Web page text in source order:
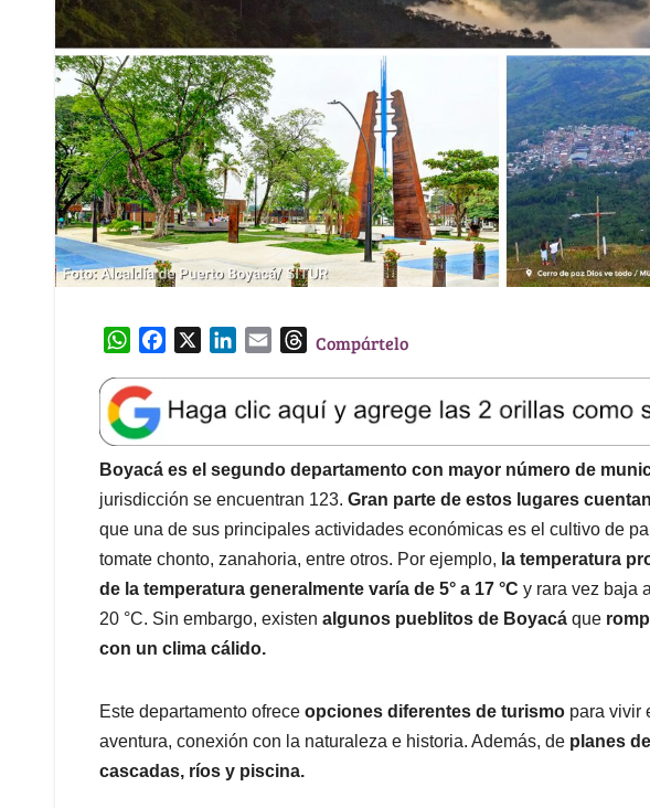
W
a
t
s
A
p
p
e
b
o
o
k
k
e
d
I
n
l
T
e
a
d
s
Compártelo
Boyacá es el segundo departamento con mayor número de
jurisdicción se encuentran 123. Gran parte de estos lugares
que una de sus principales actividades económicas es el cultivo de
tomate chonto, zanahoria, entre otros. Por ejemplo, la temperatura
de la temperatura generalmente varía de 5° a 17 °C y rara vez baja
20 °C. Sin embargo, existen algunos pueblitos de Boyacá que
con un clima cálido.
Este departamento ofrece opciones diferentes de turismo para vivir
aventura, conexión con la naturaleza e historia. Además, de planes
cascadas, ríos y piscina.